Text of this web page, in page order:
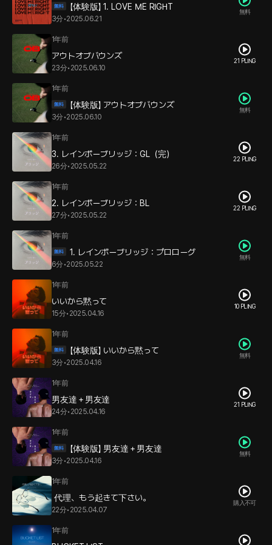
【体験版】 1. LOVE ME RIGHT
3分•2025.06.21
無料
1年前
アウトオブバウンズ
23分• 2025.06.10
21 PLING
1年前
【体験版】 アウトオブバウンズ
3分•2025.06.10
無料
1年前
3. レインボーブリッジ：GL（完）
26分• 2025.05.22
22 PLING
1年前
2. レインボーブリッジ：BL
27分• 2025.05.22
22 PLING
1年前
1. レインボーブリッジ：プロローグ
6分•2025.05.22
無料
1年前
いいから黙って
15分• 2025.04.16
10 PLING
1年前
【体験版】 いいから黙って
3分•2025.04.16
無料
1年前
男友達＋男友達
24分• 2025.04.16
21 PLING
1年前
【体験版】 男友達＋男友達
3分•2025.04.16
無料
1年前
代理、もう起きて下さい。
22分• 2025.04.07
購入不可
1年前